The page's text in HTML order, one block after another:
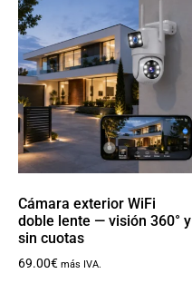
Cámara exterior WiFi
doble lente — visión 360° y
sin cuotas
69.00€ más IVA.